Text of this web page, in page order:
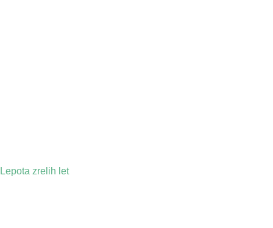
Lepota zrelih let